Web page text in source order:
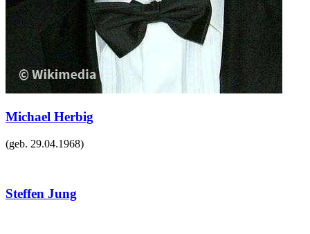
Michael Herbig
(geb. 29.04.1968)
Steffen Jung